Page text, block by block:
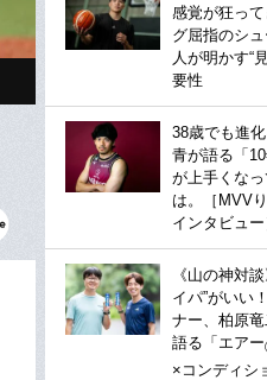
感覚が狂っ
グ屈指のシ
人が明かす“
要性
38歳でも進
青が語る「
が上手くな
は。［MVV
インタビュー
《山の神対
イパ”がいい
ナー、柏原
語る「エアー
×コンディシ